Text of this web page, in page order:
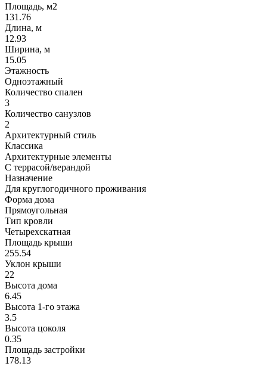
Площадь, м2
131.76
Длина, м
12.93
Ширина, м
15.05
Этажность
Одноэтажный
Количество спален
3
Количество санузлов
2
Архитектурный стиль
Классика
Архитектурные элементы
С террасой/верандой
Назначение
Для круглогодичного проживания
Форма дома
Прямоугольная
Тип кровли
Четырехскатная
Площадь крыши
255.54
Уклон крыши
22
Высота дома
6.45
Высота 1-го этажа
3.5
Высота цоколя
0.35
Площадь застройки
178.13